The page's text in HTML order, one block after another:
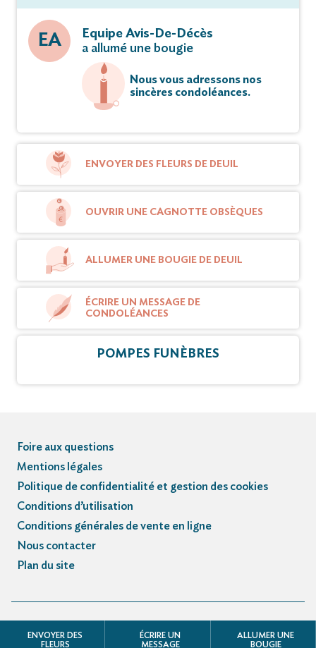
EA
Equipe Avis-De-Décès
a allumé une bougie
Nous vous adressons nos
sincères condoléances.
ENVOYER DES FLEURS DE DEUIL
OUVRIR UNE CAGNOTTE OBSÈQUES
ALLUMER UNE BOUGIE DE DEUIL
ÉCRIRE UN MESSAGE DE
CONDOLÉANCES
POMPES FUNÈBRES
ENVOYER DES
FLEURS
ÉCRIRE UN
MESSAGE
ALLUMER UNE
BOUGIE
Foire aux questions
Mentions légales
Politique de confidentialité et gestion des cookies
Conditions d’utilisation
Conditions générales de vente en ligne
Nous contacter
Plan du site
© Registre des avis de décès et obsèques - 3.3.5